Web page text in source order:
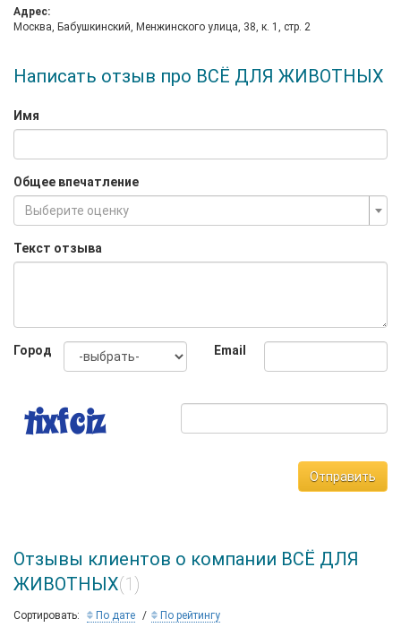
Адрес:
Москва, Бабушкинский, Менжинского улица, 38, к. 1, стр. 2
Написать отзыв про ВСЁ ДЛЯ ЖИВОТНЫХ
Имя
Общее впечатление
Выберите оценку
Текст отзыва
Город Email
Отправить
Отзывы клиентов о компании ВСЁ ДЛЯ
ЖИВОТНЫХ(1)
Сортировать: По дате По рейтингу